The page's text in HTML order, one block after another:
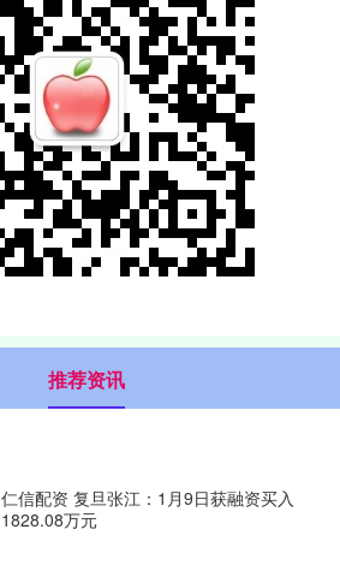
推荐资讯
仁信配资 复旦张江：1月9日获融资买入
1828.08万元